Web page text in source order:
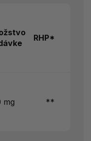
RHP*
mg **